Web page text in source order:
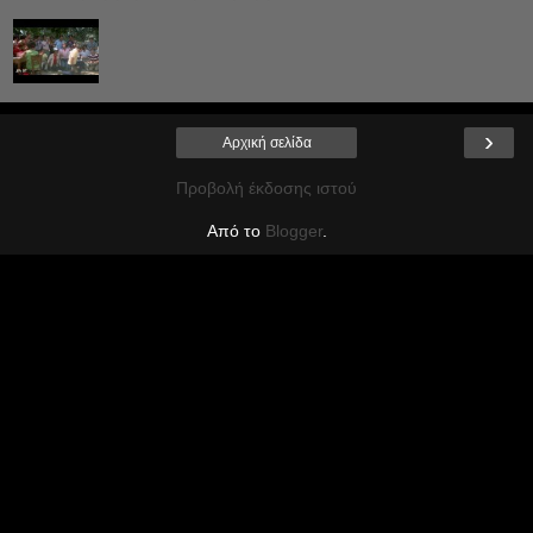
›
Αρχική σελίδα
Προβολή έκδοσης ιστού
Από το Blogger.